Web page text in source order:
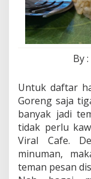
By
Untuk daftar
Goreng saja
banyak jadi
tidak perlu
Viral Cafe.
minuman,
teman pesan